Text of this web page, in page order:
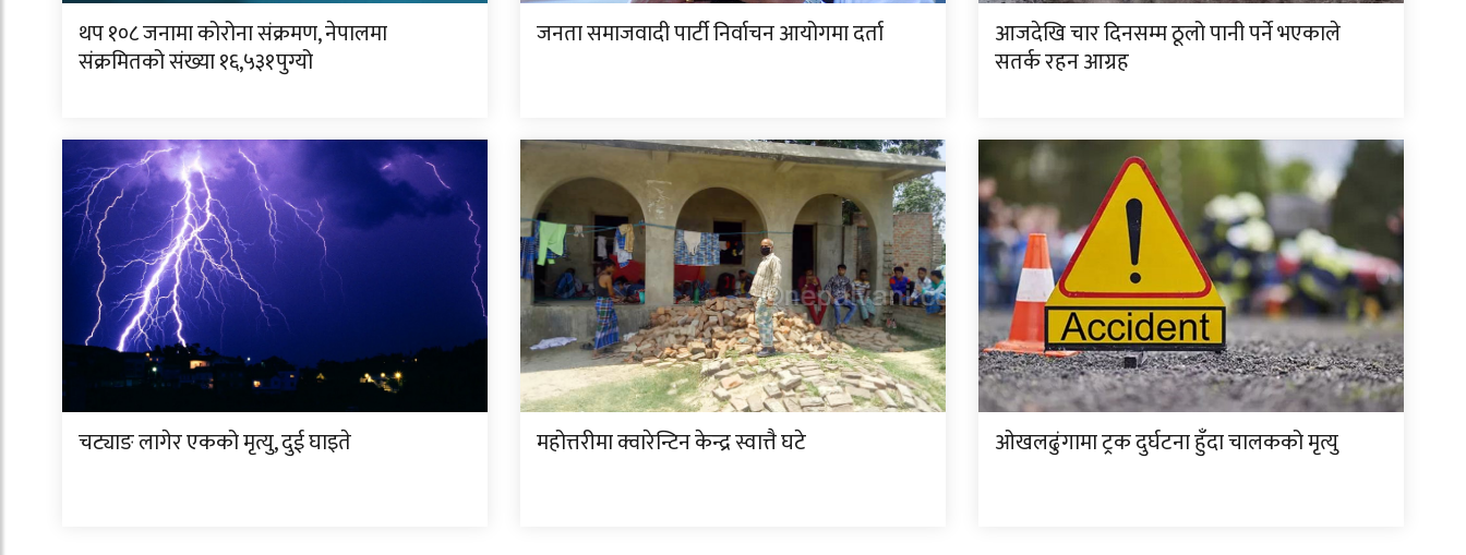
थप १०८ जनामा कोरोना संक्रमण, नेपालमा
संक्रमितको संख्या १६,५३१पुग्यो
जनता समाजवादी पार्टी निर्वाचन आयोगमा दर्ता आजदेखि चार दिनसम्म ठूलो पानी पर्ने भएकाले
सतर्क रहन आग्रह
चट्याङ लागेर एकको मृत्यु, दुई घाइते महोत्तरीमा क्वारेन्टिन केन्द्र स्वात्तै घटे ओखलढुंगामा ट्रक दुर्घटना हुँदा चालकको मृत्यु